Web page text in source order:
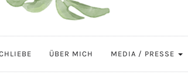
ÜBER MICH MEDIA / PRESSE